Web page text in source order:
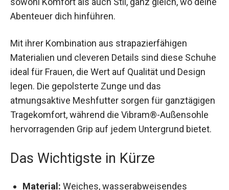
wo deine Abenteuer dich hinführen.
Materialien und cleveren Details sind diese
Schuhe ideal für Frauen, die Wert auf Qualität und
Design legen. Die gepolsterte Zunge und das
atmungsaktive Meshfutter sorgen für
ganztägigen Tragekomfort, während die
Vibram®-Außensohle hervorragenden Grip auf
jedem Untergrund bietet.
Das Wichtigste in Kürze